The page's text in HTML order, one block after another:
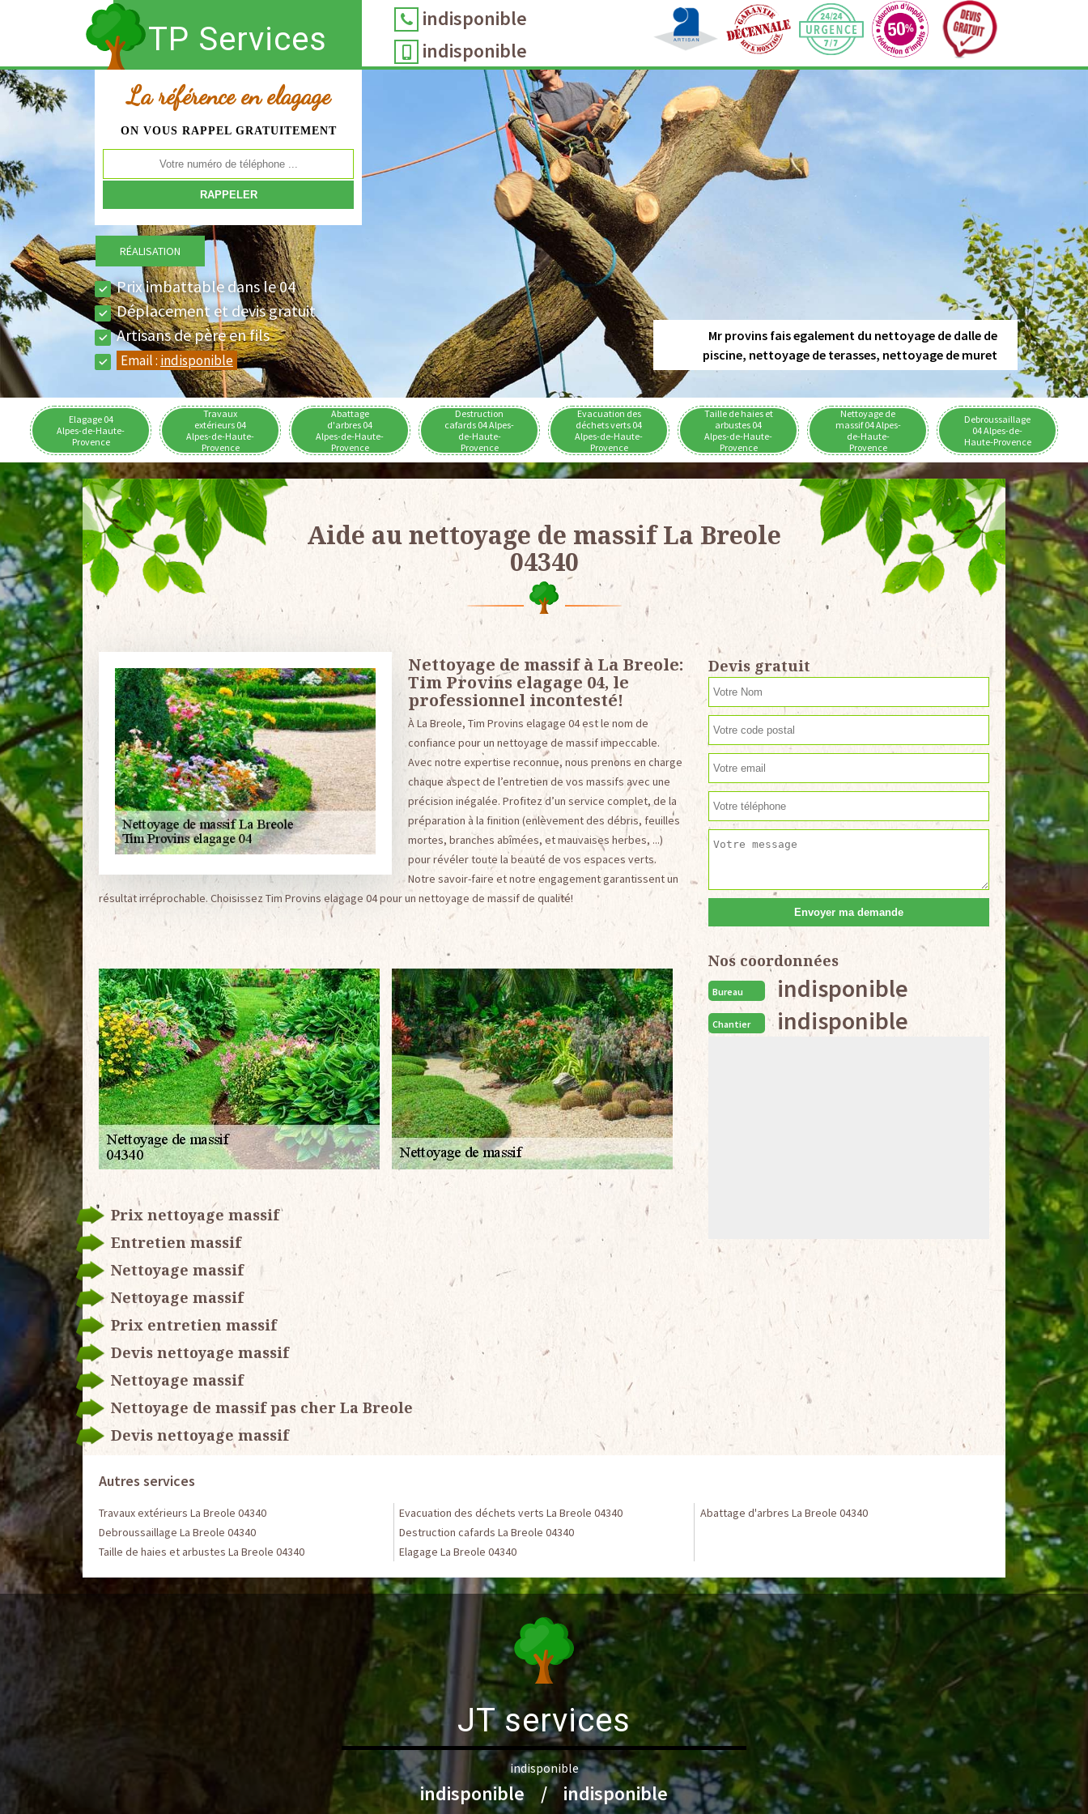
TP Services
indisponible
indisponible
La référence en elagage
ON VOUS RAPPEL GRATUITEMENT
RÉALISATION
Prix imbattable dans le 04
Déplacement et devis gratuit
Artisans de père en fils
Email : indisponible
Mr provins fais egalement du nettoyage de dalle de
piscine, nettoyage de terasses, nettoyage de muret
Elagage 04
Alpes-de-Haute-
Provence
Travaux
extérieurs 04
Alpes-de-Haute-
Provence
Abattage
d'arbres 04
Alpes-de-Haute-
Provence
Destruction
cafards 04 Alpes-
de-Haute-
Provence
Evacuation des
déchets verts 04
Alpes-de-Haute-
Provence
Taille de haies et
arbustes 04
Alpes-de-Haute-
Provence
Nettoyage de
massif 04 Alpes-
de-Haute-
Provence
Debroussaillage
04 Alpes-de-
Haute-Provence
Aide au nettoyage de massif La Breole
04340
Nettoyage de massif à La Breole:
Tim Provins elagage 04, le
professionnel incontesté!
À La Breole, Tim Provins elagage 04 est le nom de
confiance pour un nettoyage de massif impeccable.
Avec notre expertise reconnue, nous prenons en charge
chaque aspect de l’entretien de vos massifs avec une
précision inégalée. Profitez d’un service complet, de la
préparation à la finition (enlèvement des débris, feuilles
mortes, branches abîmées, et mauvaises herbes, ...)
pour révéler toute la beauté de vos espaces verts.
Notre savoir-faire et notre engagement garantissent un
résultat irréprochable. Choisissez Tim Provins elagage 04 pour un nettoyage de massif de qualité!
Prix nettoyage massif
Entretien massif
Nettoyage massif
Nettoyage massif
Prix entretien massif
Devis nettoyage massif
Nettoyage massif
Nettoyage de massif pas cher La Breole
Devis nettoyage massif
Devis gratuit
Nos coordonnées
Bureau indisponible
Chantier indisponible
Autres services
Travaux extérieurs La Breole 04340
Debroussaillage La Breole 04340
Taille de haies et arbustes La Breole 04340
Evacuation des déchets verts La Breole 04340
Destruction cafards La Breole 04340
Elagage La Breole 04340
Abattage d'arbres La Breole 04340
JT services
indisponible
indisponible / indisponible